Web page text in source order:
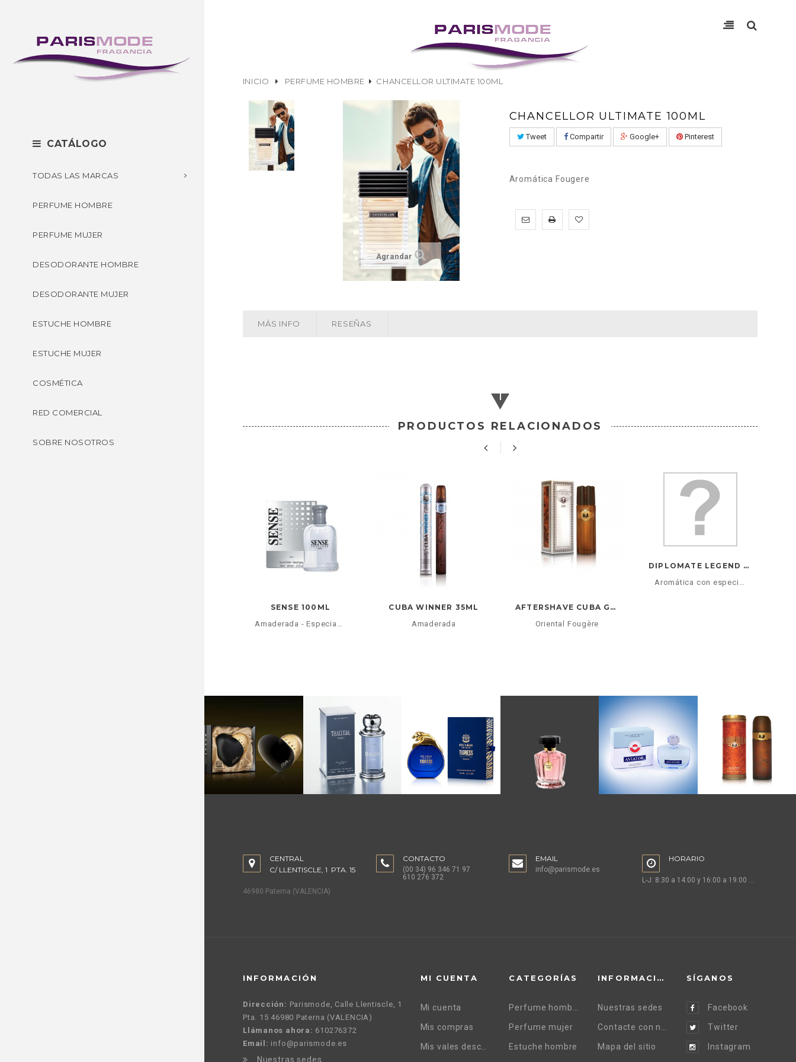
CATÁLOGO
TODAS LAS MARCAS
PERFUME HOMBRE
PERFUME MUJER
DESODORANTE HOMBRE
DESODORANTE MUJER
ESTUCHE HOMBRE
ESTUCHE MUJER
COSMÉTICA
RED COMERCIAL
SOBRE NOSOTROS
INICIO PERFUME HOMBRE CHANCELLOR ULTIMATE 100ML
Agrandar
CHANCELLOR ULTIMATE 100ML
Tweet Compartir Google+ Pinterest
Aromática Fougere
MÁS INFO RESEÑAS
PRODUCTOS RELACIONADOS
SENSE 100ML
CUBA WINNER 35ML
Amaderada
AFTERSHAVE CUBA GOLD 100ML
Oriental Fougère
DIPLOMATE LEGEND 100ML
CENTRAL
C/ LLENTISCLE, 1 PTA. 15
46980 Paterna (VALENCIA)
CONTACTO
(00 34) 96 346 71 97
610 276 372
EMAIL
info@parismode.es
HORARIO
INFORMACIÓN
Dirección: Parismode, Calle Llentiscle, 1
Pta. 15 46980 Paterna (VALENCIA)
Llámanos ahora: 610276372
Email: info@parismode.es
Nuestras sedes
MI CUENTA
Mi cuenta
Mis compras
CATEGORÍAS
Perfume mujer
Estuche hombre
INFORMACIÓN
Nuestras sedes
Mapa del sitio
SÍGANOS
Facebook
Twitter
Instagram